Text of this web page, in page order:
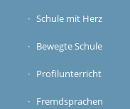
Schule mit Herz
Bewegte Schule
Profilunterricht
Fremdsprachen